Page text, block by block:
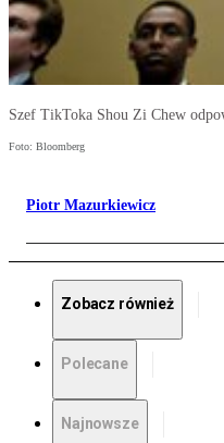
Szef TikToka Shou Zi Chew
Foto: Bloomberg
Piotr Mazurkiewicz
Zobacz również
Polecane
Najnowsze